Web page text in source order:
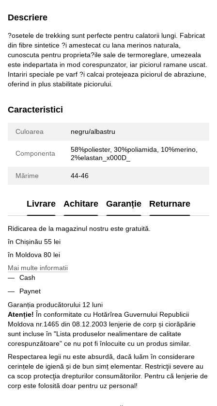
Descriere
?osetele de trekking sunt perfecte pentru calatorii lungi. Fabricat
din fibre sintetice ?i amestecat cu lana merinos naturala,
cunoscuta pentru proprieta?ile sale de termoreglare, umezeala
este indepartata in mod corespunzator, iar piciorul ramane uscat.
Intariri speciale pe varf ?i calcai protejeaza piciorul de abraziune,
oferind in plus stabilitate piciorului.
Caracteristici
Culoarea negru/albastru
Componenta
58%poliester, 30%poliamida, 10%merino,
2%elastan_x000D_
Mărime 44-46
Livrare Achitare Garanție Returnare
Ridicarea de la magazinul nostru este gratuită.
în Chișinău 55 lei
în Moldova 80 lei
Mai multe informatii
Cash
Paynet
Garanția producătorului 12 luni
Atenție! În conformitate cu Hotărîrea Guvernului Republicii
Moldova nr.1465 din 08.12.2003 lenjerie de corp și ciorăpărie
sunt incluse în "Lista produselor nealimentare de calitate
corespunzătoare" ce nu pot fi înlocuite cu un produs similar.
Respectarea legii nu este absurdă, dacă luăm în considerare
cerințele de igienă și de bun simț elementar. Restricţii severe au
ca scop protecţia drepturilor consumătorilor. Pentru că lenjerie de
corp este folosită doar pentru uz personal!